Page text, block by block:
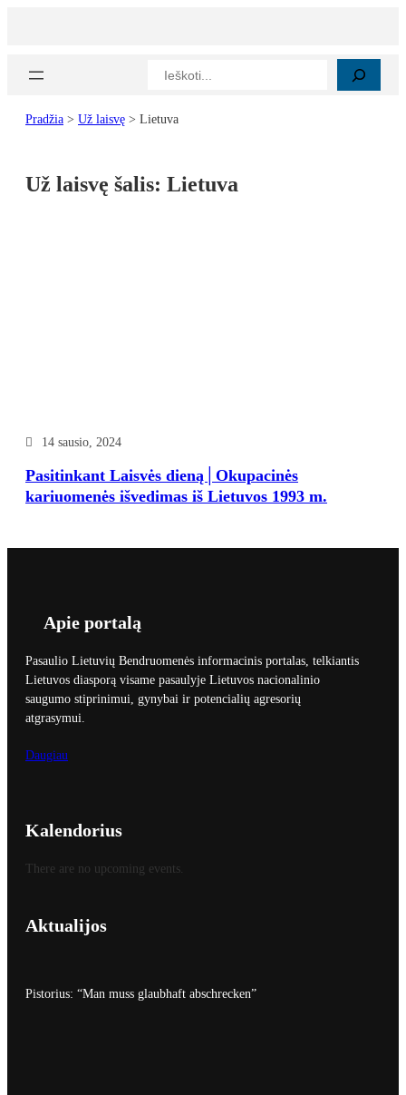
Paieška
Pradžia > Už laisvę > Lietuva
Už laisvę šalis: Lietuva
14 sausio, 2024
Pasitinkant Laisvės dieną│Okupacinės
kariuomenės išvedimas iš Lietuvos 1993 m.
Apie portalą
Pasaulio Lietuvių Bendruomenės informacinis portalas, telkiantis
Lietuvos diasporą visame pasaulyje Lietuvos nacionalinio
saugumo stiprinimui, gynybai ir potencialių agresorių
atgrasymui.
Daugiau
Kalendorius
There are no upcoming events.
Aktualijos
Pistorius: “Man muss glaubhaft abschrecken”